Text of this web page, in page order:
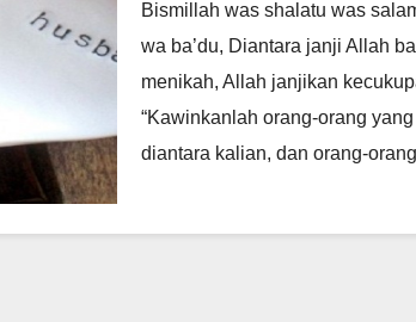
Bismillah was shalatu was
wa ba’du, Diantara janji Allah
menikah, Allah janjikan
“Kawinkanlah orang-orang
diantara kalian, dan orang-